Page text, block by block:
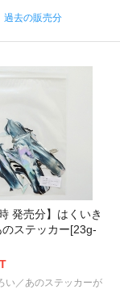
過去の販売分
発売分】はくいき
のステッカー[23g-
い／あのステッカーが